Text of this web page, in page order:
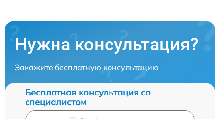
Нужна консультация?
Закажите бесплатную консультацию
Бесплатная консультация со
специалистом